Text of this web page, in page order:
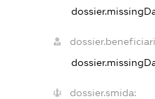
dossier.smida: